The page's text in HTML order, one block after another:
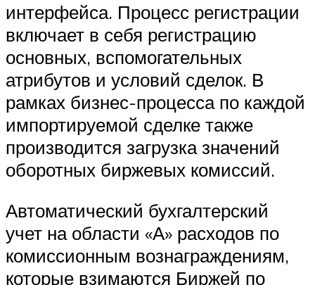
интерфейса. Процесс регистрации
включает в себя регистрацию
основных, вспомогательных
атрибутов и условий сделок. В
рамках бизнес-процесса по каждой
импортируемой сделке также
производится загрузка значений
оборотных биржевых комиссий.
Автоматический бухгалтерский
учет на области «А» расходов по
комиссионным вознаграждениям,
которые взимаются Биржей по